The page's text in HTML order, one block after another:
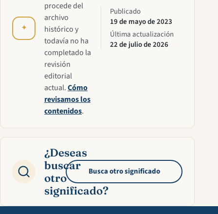
✦
procede del
archivo
histórico y
todavía no ha
completado la
revisión
editorial
actual.Cómo
revisamos los
contenidos.
Publicado
19 de mayo de 2023
Última actualización
22 de julio de 2026
¿Deseas
buscar
otro
significado?
Busca otro significado